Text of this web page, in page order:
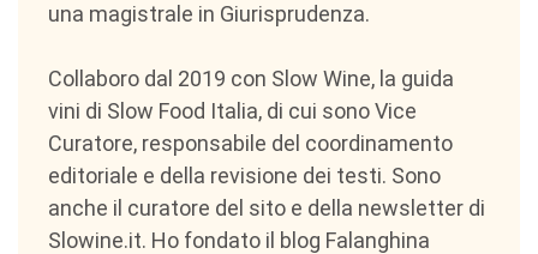
una magistrale in Giurisprudenza.
Collaboro dal 2019 con Slow Wine, la guida
vini di Slow Food Italia, di cui sono Vice
Curatore, responsabile del coordinamento
editoriale e della revisione dei testi. Sono
anche il curatore del sito e della newsletter di
Slowine.it. Ho fondato il blog Falanghina